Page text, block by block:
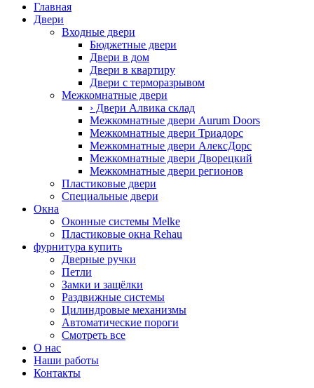
Главная
Двери
Входные двери
Бюджетные двери
Двери в дом
Двери в квартиру
Двери с терморазрывом
Межкомнатные двери
› Двери Алвика склад
Межкомнатные двери Aurum Doors
Межкомнатные двери Триадорс
Межкомнатные двери АлексДорс
Межкомнатные двери Дворецкий
Межкомнатные двери регионов
Пластиковые двери
Специальные двери
Окна
Оконные системы Melke
Пластиковые окна Rehau
фурнитура купить
Дверные ручки
Петли
Замки и защёлки
Раздвижные системы
Цилиндровые механизмы
Автоматические пороги
Смотреть все
О нас
Наши работы
Контакты